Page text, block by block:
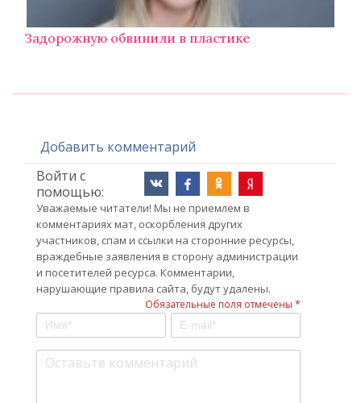
Задорожную обвинили в пластике
Добавить комментарий
Войти с
помощью:
Уважаемые читатели! Мы не приемлем в
комментариях мат, оскорбления других
участников, спам и ссылки на сторонние ресурсы,
враждебные заявления в сторону администрации
и посетителей ресурса. Комментарии,
нарушающие правила сайта, будут удалены.
Обязательные поля отмечены *